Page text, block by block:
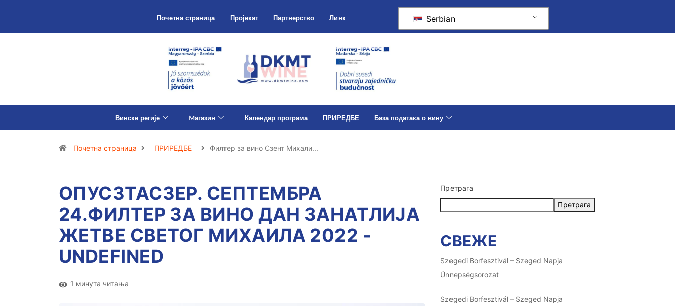
Почетна страница Пројекат Партнерство Линк Serbian
Винске регије Mагазин Календар програма ПРИРЕДБЕ База података о вину
Почетна страница ПРИРЕДБЕ Филтер за вино Сзент Михали...
ОПУСЗТАСЗЕР. СЕПТЕМБРА
24.ФИЛТЕР ЗА ВИНО ДАН ЗАНАТЛИЈА
ЖЕТВЕ СВЕТОГ МИХАИЛА 2022 -
UNDEFINED
1 минута читања
Претрага
Претрага
СВЕЖЕ
Szegedi Borfesztivál – Szeged Napja
Ünnepségsorozat
Szegedi Borfesztivál – Szeged Napja